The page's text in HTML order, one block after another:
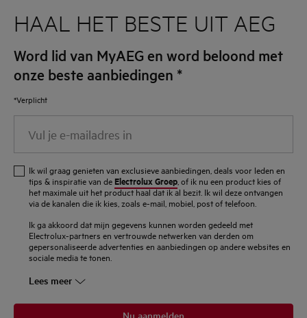
HAAL HET BESTE UIT AEG
Word lid van MyAEG en word beloond met
onze beste aanbiedingen *
*Verplicht
mailadres
Ik wil graag genieten van exclusieve aanbiedingen, deals voor leden en
tips & inspiratie van de Electrolux Groep , of ik nu een product kies of
het maximale uit het product haal dat ik al bezit. Ik wil deze ontvangen
via de kanalen die ik kies, zoals e-mail, mobiel, post of telefoon.
Ik ga akkoord dat mijn gegevens kunnen worden gedeeld met
Electrolux-partners en vertrouwde netwerken van derden om
gepersonaliseerde advertenties en aanbiedingen op andere websites en
sociale media te tonen.
Lees meer